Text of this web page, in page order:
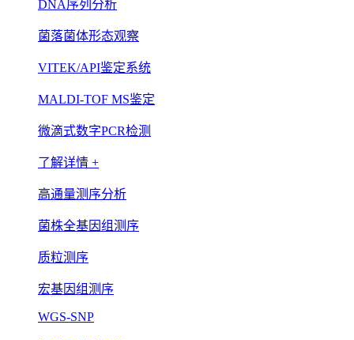
DNA序列分析
菌落菌体形态观察
VITEK/API鉴定系统
MALDI-TOF MS鉴定
微滴式数字PCR检测
了解详情 +
高通量测序分析
菌株全基因组测序
质粒测序
宏基因组测序
WGS-SNP